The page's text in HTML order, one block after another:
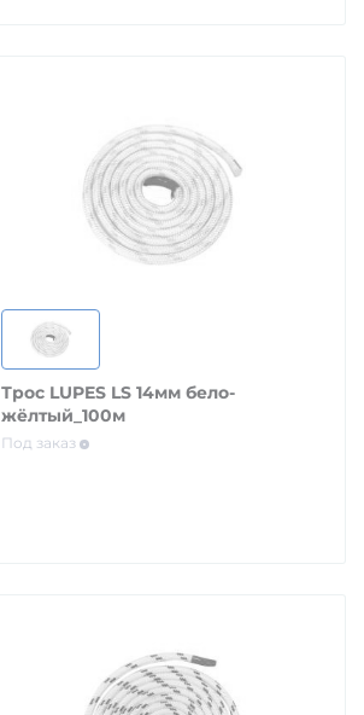
Трос LUPES LS 14мм бело-
жёлтый_100м
Под заказ